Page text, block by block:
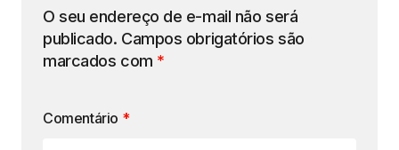
O seu endereço de e-mail não será
publicado. Campos obrigatórios são
marcados com *
Comentário *